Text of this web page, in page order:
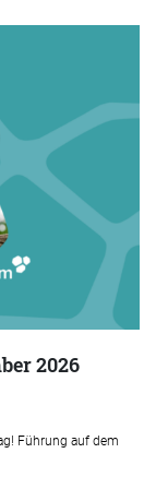
2026
Führung auf dem